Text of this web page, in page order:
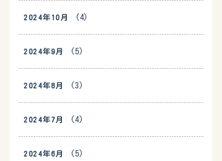
2024年10月 (4)
2024年9月 (5)
2024年8月 (3)
2024年7月 (4)
2024年6月 (5)